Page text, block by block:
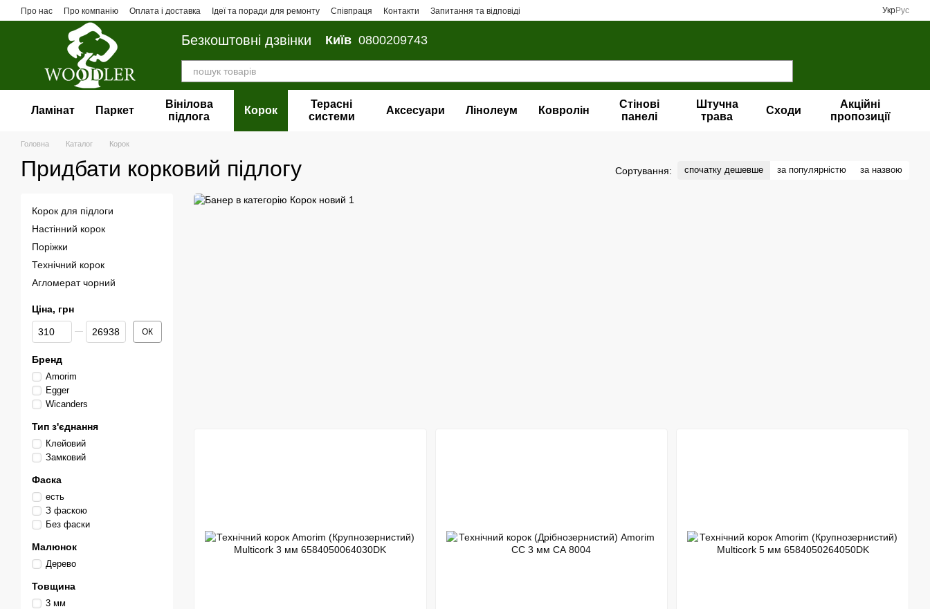
Перейти до основного контенту
Про нас Про компанію Оплата і доставка Ідеї та поради для ремонту Співпраця Контакти Запитання та відповіді УкрРус
Безкоштовні дзвінки Київ 0800209743
Ламінат Паркет
Вінілова
пiдлога
Корок
Терасні
системи
Аксесуари Лінолеум Ковролін
Стінові
панелі
Штучна
трава
Сходи
Акційні
пропозиції
Головна Каталог Корок
Придбати корковий підлогу Сортування: спочатку дешевше за популярністю за назвою
Корок для підлоги
Настінний корок
Поріжки
Технічний корок
Агломерат чорний
Ціна, грн
Від Ціна, грн
До Ціна, грн ОК
Бренд
Amorim
Egger
Wicanders
Тип з'єднання
Клейовий
Замковий
Фаска
есть
З фаскою
Без фаски
Малюнок
Дерево
Товщина
3 мм